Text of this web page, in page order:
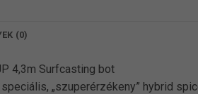
(0)
4,3m Surfcasting bot
„szuperérzékeny” hybrid